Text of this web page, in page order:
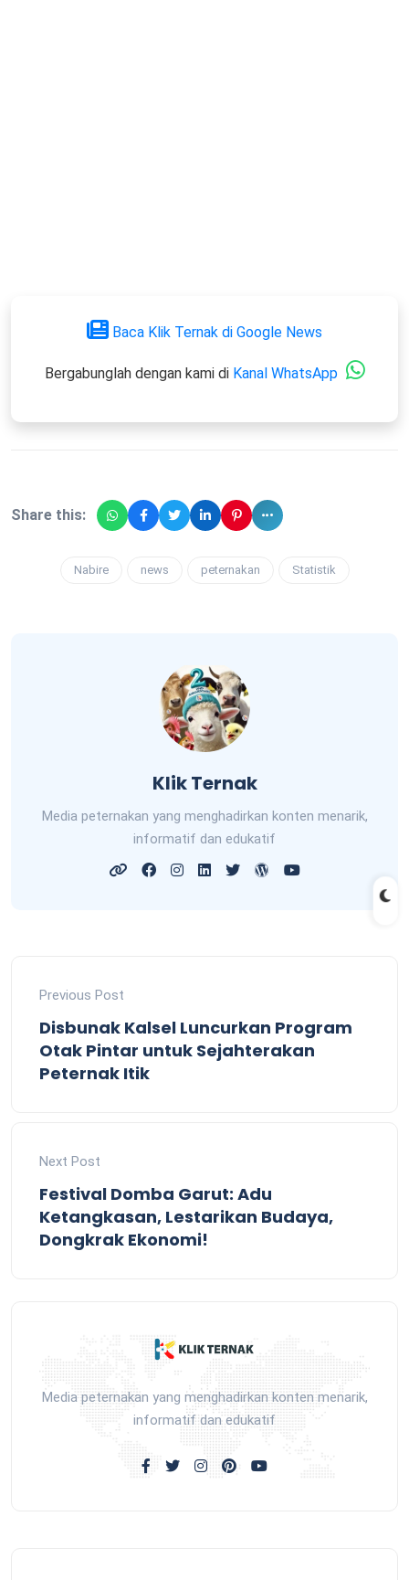
Baca Klik Ternak di Google News
Bergabunglah dengan kami di Kanal WhatsApp
Share this:
Nabire news peternakan Statistik
Klik Ternak
Media peternakan yang menghadirkan konten menarik,
informatif dan edukatif
Previous Post
Disbunak Kalsel Luncurkan Program
Otak Pintar untuk Sejahterakan
Peternak Itik
Next Post
Festival Domba Garut: Adu
Ketangkasan, Lestarikan Budaya,
Dongkrak Ekonomi!
Media peternakan yang menghadirkan konten menarik,
informatif dan edukatif